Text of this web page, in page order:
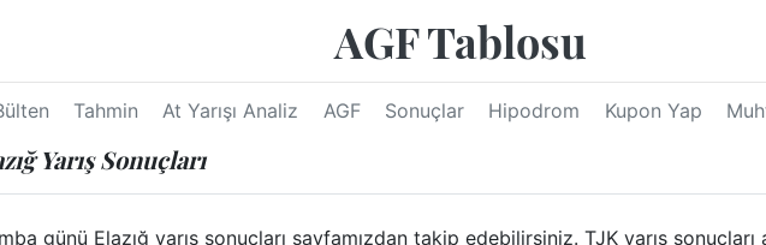
AGF Tablosu
Tahmin At Yarışı Analiz AGF Sonuçlar Hipodrom Kupon Yap
Yarış Sonuçları
günü Elazığ yarış sonuçları sayfamızdan takip edebilirsiniz. TJK yarış